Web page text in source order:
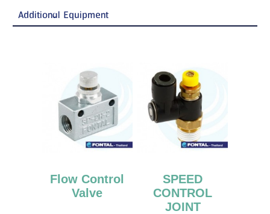
Additional Equipment
Flow Control
Valve
SPEED
CONTROL
JOINT